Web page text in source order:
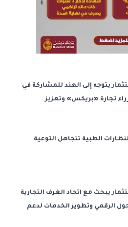
يتوجه إلى الهند للمشاركة في
تجارة «بريكس» وتعزيز
الطبية تتجاهل التوعية
يبحث مع اتحاد الغرف التجارية
الرقمي وتطوير الخدمات لدعم